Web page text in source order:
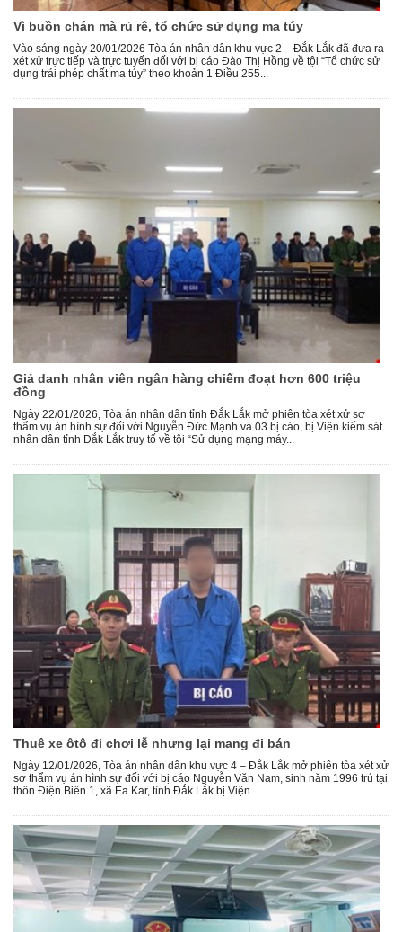
Vì buồn chán mà rủ rê, tổ chức sử dụng ma túy
Vào sáng ngày 20/01/2026 Tòa án nhân dân khu vực 2 – Đắk Lắk đã đưa ra
xét xử trực tiếp và trực tuyến đối với bị cáo Đào Thị Hồng về tội “Tổ chức sử
dụng trái phép chất ma túy” theo khoản 1 Điều 255...
Giả danh nhân viên ngân hàng chiếm đoạt hơn 600 triệu
đồng
Ngày 22/01/2026, Tòa án nhân dân tỉnh Đắk Lắk mở phiên tòa xét xử sơ
thẩm vụ án hình sự đối với Nguyễn Đức Mạnh và 03 bị cáo, bị Viện kiểm sát
nhân dân tỉnh Đắk Lắk truy tố về tội “Sử dụng mạng máy...
Thuê xe ôtô đi chơi lễ nhưng lại mang đi bán
Ngày 12/01/2026, Tòa án nhân dân khu vực 4 – Đắk Lắk mở phiên tòa xét xử
sơ thẩm vụ án hình sự đối với bị cáo Nguyễn Văn Nam, sinh năm 1996 trú tại
thôn Điện Biên 1, xã Ea Kar, tỉnh Đắk Lắk bị Viện...